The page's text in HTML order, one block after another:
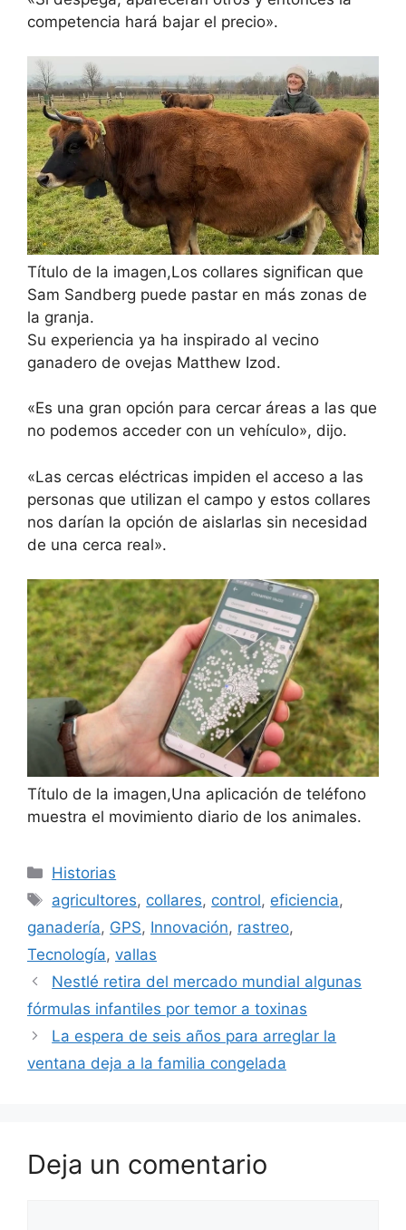
competencia hará bajar el precio».
Título de la imagen,Los collares significan que
Sam Sandberg puede pastar en más zonas de
la granja.
Su experiencia ya ha inspirado al vecino
ganadero de ovejas Matthew Izod.
«Es una gran opción para cercar áreas a las que
no podemos acceder con un vehículo», dijo.
«Las cercas eléctricas impiden el acceso a las
personas que utilizan el campo y estos collares
nos darían la opción de aislarlas sin necesidad
de una cerca real».
Título de la imagen,Una aplicación de teléfono
muestra el movimiento diario de los animales.
Categorías
Historias
Etiquetas
agricultores, collares, control, eficiencia,
ganadería, GPS, Innovación, rastreo,
Tecnología, vallas
Nestlé retira del mercado mundial algunas
fórmulas infantiles por temor a toxinas
La espera de seis años para arreglar la
ventana deja a la familia congelada
Deja un comentario